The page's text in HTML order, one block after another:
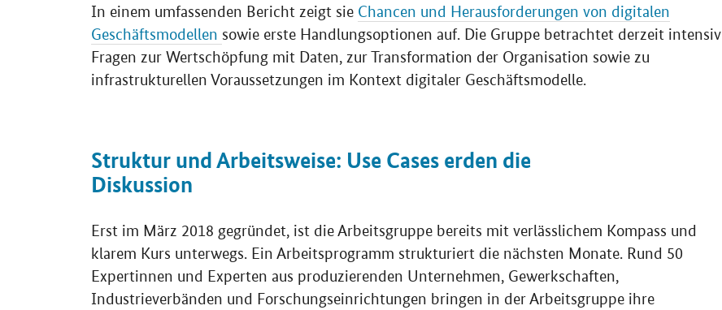
In einem umfassenden Bericht zeigt sie Chancen und Herausforderungen von digitalen
Geschäftsmodellen sowie erste Handlungsoptionen auf. Die Gruppe betrachtet derzeit intensiv
Fragen zur Wertschöpfung mit Daten, zur Transformation der Organisation sowie zu
infrastrukturellen Voraussetzungen im Kontext digitaler Geschäftsmodelle.
Struktur und Arbeitsweise: Use Cases erden die
Diskussion
Erst im März 2018 gegründet, ist die Arbeitsgruppe bereits mit verlässlichem Kompass und
klarem Kurs unterwegs. Ein Arbeitsprogramm strukturiert die nächsten Monate. Rund 50
Expertinnen und Experten aus produzierenden Unternehmen, Gewerkschaften,
Industrieverbänden und Forschungseinrichtungen bringen in der Arbeitsgruppe ihre